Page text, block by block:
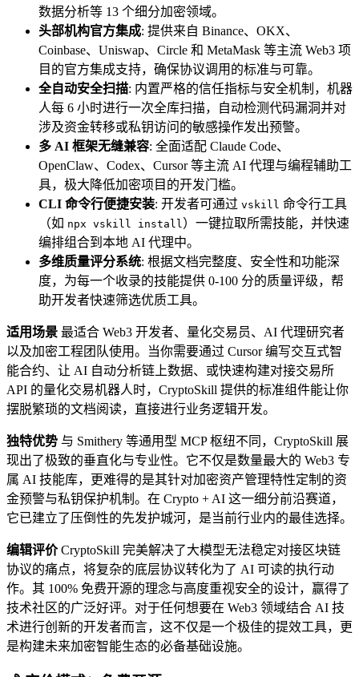
数据分析等 13 个细分加密领域。
头部机构官方集成: 提供来自 Binance、OKX、
Coinbase、Uniswap、Circle 和 MetaMask 等主流 Web3 项
目的官方集成支持，确保协议调用的标准与可靠。
全自动安全扫描: 内置严格的信任指标与安全机制，机器
人每 6 小时进行一次全库扫描，自动检测代码漏洞并对
涉及资金转移或私钥访问的敏感操作发出预警。
多 AI 框架无缝兼容: 全面适配 Claude Code、
OpenClaw、Codex、Cursor 等主流 AI 代理与编程辅助工
具，极大降低加密项目的开发门槛。
CLI 命令行便捷安装: 开发者可通过 vskill 命令行工具
（如 npx vskill install ）一键拉取所需技能，并快速
编排组合到本地 AI 代理中。
多维质量评分系统: 根据文档完整度、安全性和功能深
度，为每一个收录的技能提供 0-100 分的质量评级，帮
助开发者快速筛选优质工具。
适用场景 最适合 Web3 开发者、量化交易员、AI 代理研究者
以及加密工程团队使用。当你需要通过 Cursor 编写交互式智
能合约、让 AI 自动分析链上数据、或快速构建对接交易所
API 的量化交易机器人时，CryptoSkill 提供的标准组件能让你
摆脱繁琐的文档阅读，直接进行业务逻辑开发。
独特优势 与 Smithery 等通用型 MCP 枢纽不同，CryptoSkill 展
现出了极致的垂直化与专业性。它不仅是数量最大的 Web3 专
属 AI 技能库，更难得的是其针对加密资产管理特性定制的资
金预警与私钥保护机制。在 Crypto + AI 这一细分前沿赛道，
它已建立了压倒性的先发护城河，是当前行业内的最佳选择。
编辑评价CryptoSkill 完美解决了大模型无法稳定对接区块链
协议的痛点，将复杂的底层协议转化为了 AI 可读的执行动
作。其 100% 免费开源的理念与高度重视安全的设计，赢得了
技术社区的广泛好评。对于任何想要在 Web3 领域结合 AI 技
术进行创新的开发者而言，这不仅是一个极佳的提效工具，更
是构建未来加密智能生态的必备基础设施。